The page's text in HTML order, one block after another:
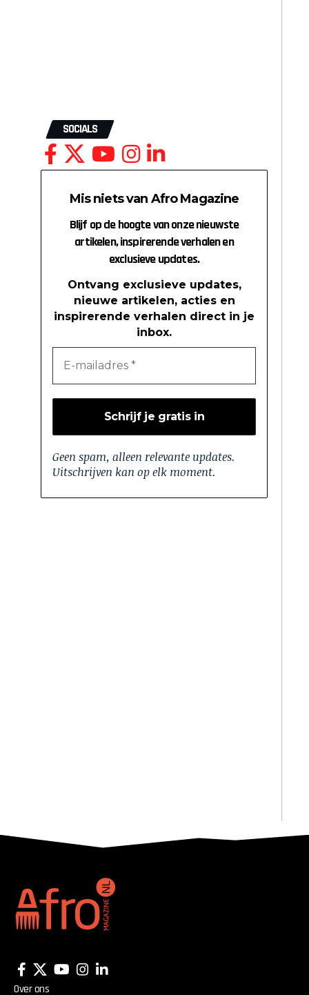
SOCIALS
Mis niets van Afro Magazine
Blijf op de hoogte van onze nieuwste
artikelen, inspirerende verhalen en
exclusieve updates.
Ontvang exclusieve updates,
nieuwe artikelen, acties en
inspirerende verhalen direct in je
inbox.
Geen spam, alleen relevante updates.
Uitschrijven kan op elk moment.
Over ons